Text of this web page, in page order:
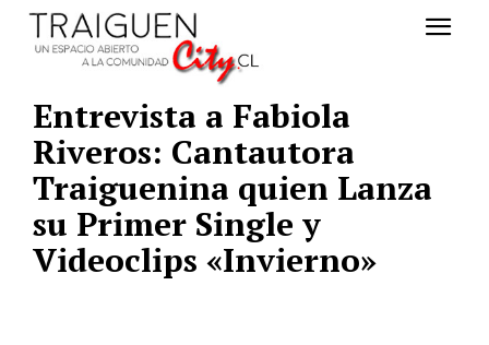
Entrevista a Fabiola
Riveros: Cantautora
Traiguenina quien Lanza
su Primer Single y
Videoclips «Invierno»